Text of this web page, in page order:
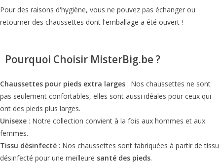
Pour des raisons d'hygiène, vous ne pouvez pas échanger ou
retourner des chaussettes dont l'emballage a été ouvert !
Pourquoi Choisir MisterBig.be ?
Chaussettes pour pieds extra larges : Nos chaussettes ne sont
pas seulement confortables, elles sont aussi idéales pour ceux qui
ont des pieds plus larges.
Unisexe : Notre collection convient à la fois aux hommes et aux
femmes.
Tissu désinfecté : Nos chaussettes sont fabriquées à partir de tissu
désinfecté pour une meilleure santé des pieds.